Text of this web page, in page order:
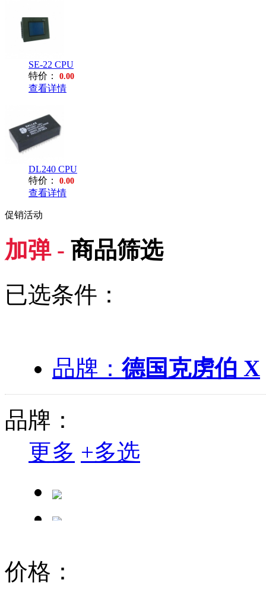
SE-22 CPU
特价：
0.00
查看详情
DL240 CPU
特价：
0.00
查看详情
促销活动
加弹 - 商品筛选
已选条件：
品牌：德国克虏伯 X
品牌：
更多 +多选
价格：